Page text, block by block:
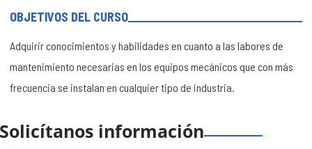
OBJETIVOS DEL CURSO
Adquirir conocimientos y habilidades en cuanto a las labores de
mantenimiento necesarias en los equipos mecánicos que con más
frecuencia se instalan en cualquier tipo de industria.
Solicítanos información